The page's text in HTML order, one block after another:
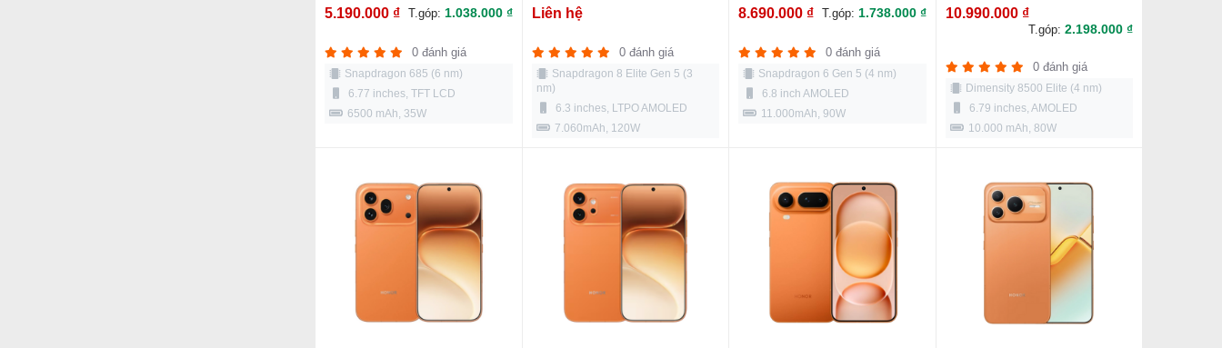
5.190.000 ₫ T.góp: 1.038.000 ₫
0 đánh giá
Snapdragon 685 (6 nm)
6.77 inches, TFT LCD
6500 mAh, 35W
Liên hệ
0 đánh giá
Snapdragon 8 Elite Gen 5 (3
nm)
6.3 inches, LTPO AMOLED
7.060mAh, 120W
8.690.000 ₫ T.góp: 1.738.000 ₫
0 đánh giá
Snapdragon 6 Gen 5 (4 nm)
6.8 inch AMOLED
11.000mAh, 90W
8500 Elite)
10.990.000 ₫
T.góp: 2.198.000 ₫
0 đánh giá
Dimensity 8500 Elite (4 nm)
6.79 inches, AMOLED
10.000 mAh, 80W